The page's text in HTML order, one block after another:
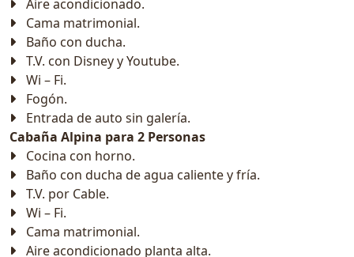
Aire acondicionado.
Cama matrimonial.
Baño con ducha.
T.V. con Disney y Youtube.
Wi – Fi.
Fogón.
Entrada de auto sin galería.
Cabaña Alpina para 2 Personas
Cocina con horno.
Baño con ducha de agua caliente y fría.
T.V. por Cable.
Wi – Fi.
Cama matrimonial.
Aire acondicionado planta alta.